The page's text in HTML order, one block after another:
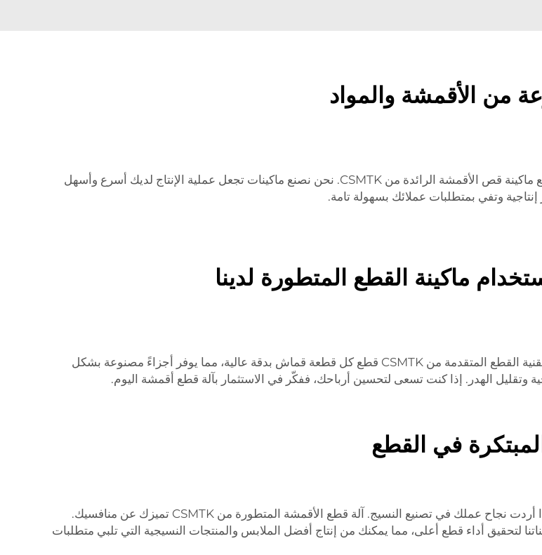
من الأقمشة والمواد
قد يكون من الصعب مواكبة أحدث التقنيات في مجال النسيج، ولكن ليس مع ماكينة قص الأقمشة الرائدة من CSMTK. نحن نصنع ماكينات تجعل عملية الإنتاج لديك أسرع وأسهل
وتفي بمتطلبات عملائك بسهولة تامة.
ماكينة القطع المتطورة لدينا
الدقة والموثوقية عاملان أساسيان، خاصة عند التعامل مع الأقمشة. تضمن تقنية القطع المتقدمة من CSMTK قطع كل قطعة قماش بدقة عالية، مما يوفر أجزاءً مصنوعة بشكل
وتقليل الهدر. إذا كنت تسعى لتحسين أرباحك، ففكّر في الاستثمار بآلة قطع أقمشة اليوم.
المبتكرة في القطع
في السوق التنافسية اليوم، من الضروري أن تكون خطوة أمام المنافسة إذا أردت نجاح عملك في تصنيع النسيج. آلة قطع الأقمشة المتطورة من CSMTK تميزك عن منافسيك.
لتحقيق أداء قطع أعلى، مما يمكنك من إنتاج أفضل الملابس والمنتجات النسيجية التي تلبي متطلبات